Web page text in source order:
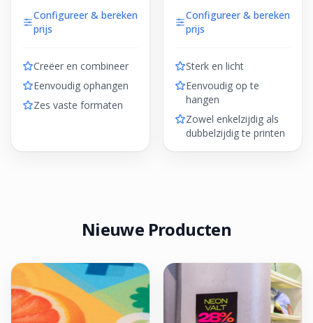
Configureer & bereken
prijs
Creëer en combineer
Eenvoudig ophangen
Zes vaste formaten
Configureer & bereken
prijs
Sterk en licht
Eenvoudig op te
hangen
Zowel enkelzijdig als
dubbelzijdig te printen
Nieuwe Producten